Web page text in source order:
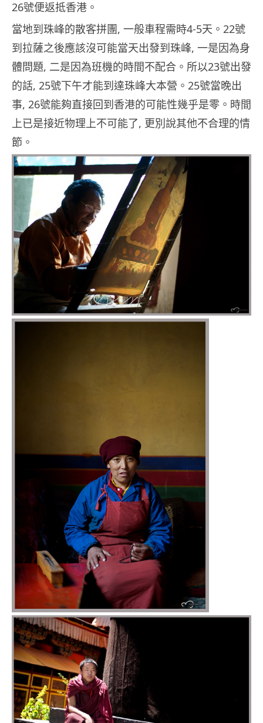
26號便返抵香港。
當地到珠峰的散客拼團, 一般車程需時4-5天。22號
到拉薩之後應該沒可能當天出發到珠峰, 一是因為身
體問題, 二是因為班機的時間不配合。所以23號出發
的話, 25號下午才能到達珠峰大本營。25號當晚出
事, 26號能夠直接回到香港的可能性幾乎是零。時間
上已是接近物理上不可能了, 更別說其他不合理的情
節。